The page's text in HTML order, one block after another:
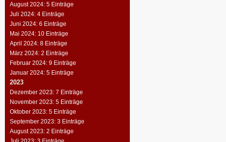
August 2024: 5 Einträge
Juli 2024: 4 Einträge
Juni 2024: 6 Einträge
Mai 2024: 10 Einträge
April 2024: 8 Einträge
März 2024: 2 Einträge
Februar 2024: 9 Einträge
Januar 2024: 5 Einträge
2023
Dezember 2023: 7 Einträge
November 2023: 5 Einträge
Oktober 2023: 5 Einträge
September 2023: 3 Einträge
August 2023: 2 Einträge